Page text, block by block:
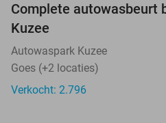
Complete autowasbeurt
Kuzee
Autowaspark Kuzee
Goes (+2 locaties)
Verkocht: 2.796